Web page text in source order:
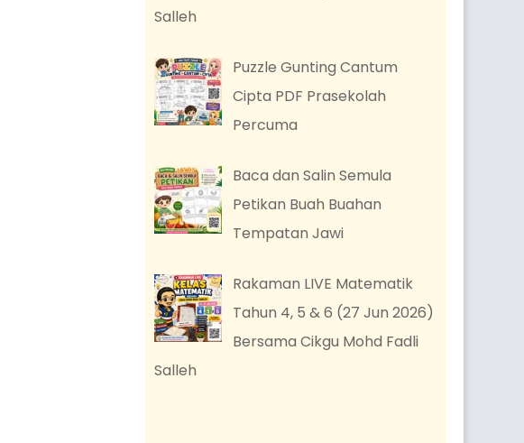
Salleh
Puzzle Gunting Cantum
Cipta PDF Prasekolah
Percuma
Baca dan Salin Semula
Petikan Buah Buahan
Tempatan Jawi
Rakaman LIVE Matematik
Tahun 4, 5 & 6 (27 Jun 2026)
Bersama Cikgu Mohd Fadli
Salleh